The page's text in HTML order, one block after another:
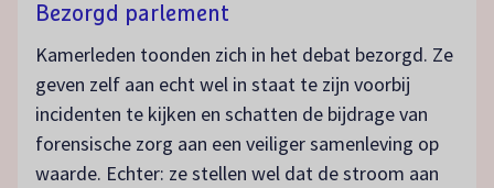
Bezorgd parlement
Kamerleden toonden zich in het debat bezorgd. Ze
geven zelf aan echt wel in staat te zijn voorbij
incidenten te kijken en schatten de bijdrage van
forensische zorg aan een veiliger samenleving op
waarde. Echter: ze stellen wel dat de stroom aan